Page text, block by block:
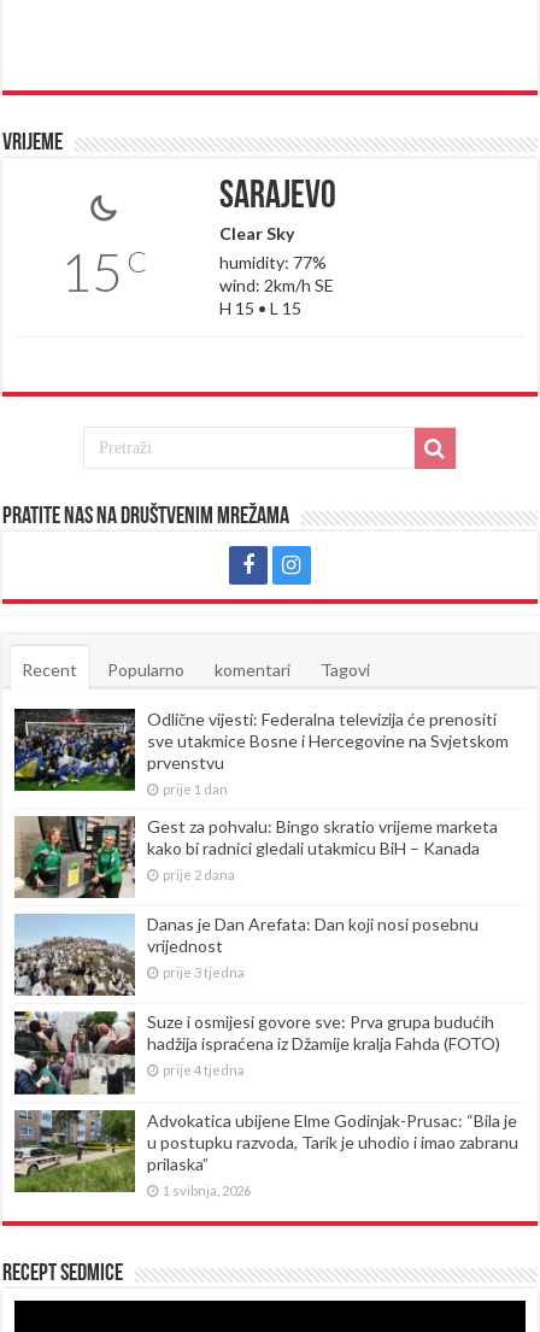
Vrijeme
15 C
Sarajevo
Clear Sky
humidity: 77%
wind: 2km/h SE
H 15 • L 15
Pratite nas na društvenim mrežama
Recent Popularno komentari Tagovi
Odlične vijesti: Federalna televizija će prenositi
sve utakmice Bosne i Hercegovine na Svjetskom
prvenstvu
prije 1 dan
Gest za pohvalu: Bingo skratio vrijeme marketa
kako bi radnici gledali utakmicu BiH – Kanada
prije 2 dana
Danas je Dan Arefata: Dan koji nosi posebnu
vrijednost
prije 3 tjedna
Suze i osmijesi govore sve: Prva grupa budućih
hadžija ispraćena iz Džamije kralja Fahda (FOTO)
prije 4 tjedna
Advokatica ubijene Elme Godinjak-Prusac: “Bila je
u postupku razvoda, Tarik je uhodio i imao zabranu
prilaska”
1 svibnja, 2026
Recept sedmice